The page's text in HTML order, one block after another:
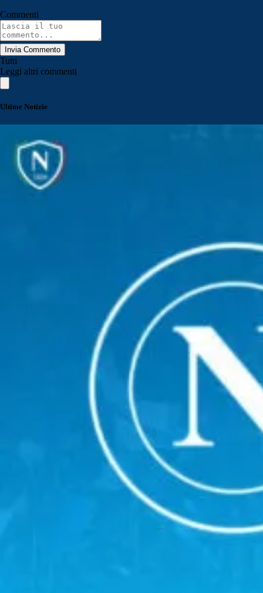
Commenti
Invia Commento
Tutti
Leggi altri commenti
Ultime Notizie